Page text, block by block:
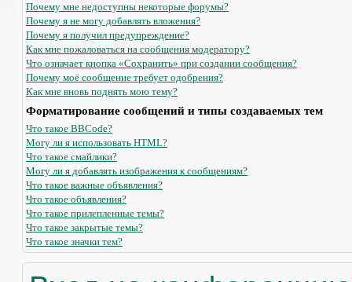
Почему мне недоступны некоторые форумы?
Почему я не могу добавлять вложения?
Почему я получил предупреждение?
Как мне пожаловаться на сообщения модератору?
Что означает кнопка «Сохранить» при создании сообщения?
Почему моё сообщение требует одобрения?
Как мне вновь поднять мою тему?
Форматирование сообщений и типы создаваемых тем
Что такое BBCode?
Могу ли я использовать HTML?
Что такое смайлики?
Могу ли я добавлять изображения к сообщениям?
Что такое важные объявления?
Что такое объявления?
Что такое прилепленные темы?
Что такое закрытые темы?
Что такое значки тем?